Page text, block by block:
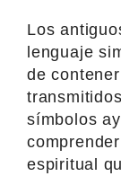
Los
lenguaje
de
símbolos
espiritual